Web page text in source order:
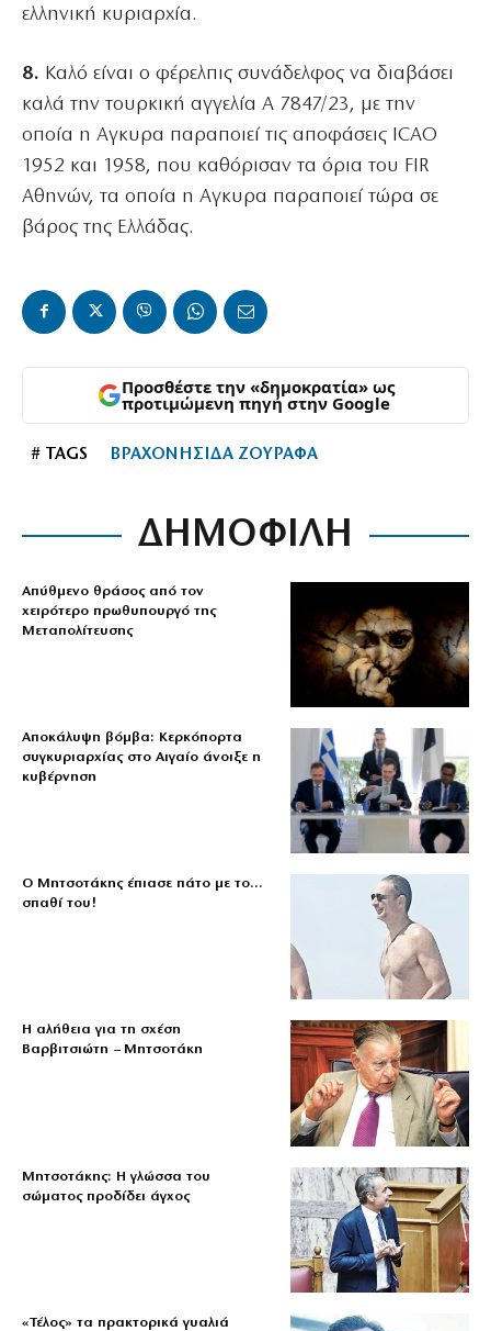
ελληνική κυριαρχία.
8. Καλό είναι ο φέρελπις συνάδελφος να διαβάσει
καλά την τουρκική αγγελία Α 7847/23, με την
οποία η Αγκυρα παραποιεί τις αποφάσεις ICAO
1952 και 1958, που καθόρισαν τα όρια του FIR
Αθηνών, τα οποία η Αγκυρα παραποιεί τώρα σε
βάρος της Ελλάδας.
Προσθέστε την «δημοκρατία» ως
προτιμώμενη πηγή στην Google
# TAGS ΒΡΑΧΟΝΗΣΙΔΑ ΖΟΥΡΑΦΑ
ΔΗΜΟΦΙΛΗ
Απύθμενο θράσος από τον
χειρότερο πρωθυπουργό της
Μεταπολίτευσης
Αποκάλυψη βόμβα: Κερκόπορτα
συγκυριαρχίας στο Αιγαίο άνοιξε η
κυβέρνηση
Ο Μητσοτάκης έπιασε πάτο με το…
σπαθί του!
Η αλήθεια για τη σχέση
Βαρβιτσιώτη – Μητσοτάκη
Μητσοτάκης: Η γλώσσα του
σώματος προδίδει άγχος
«Τέλος» τα πρακτορικά γυαλιά